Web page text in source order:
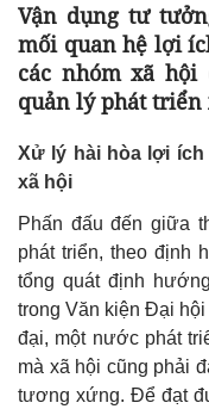
Vận dụng tư
mối quan hệ lợi
các nhóm xã
quản lý phát triển
Xử lý hài hòa lợi ích
xã hội
Phấn đấu đến giữa
phát triển, theo định
tổng quát định
trong Văn kiện Đại
đại, một nước phát
mà xã hội cũng phải
tương xứng. Để đạt